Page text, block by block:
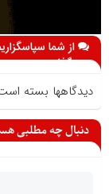
از شما
می گذارید
دیدگاهها بسته
دنبال چه مطلبی